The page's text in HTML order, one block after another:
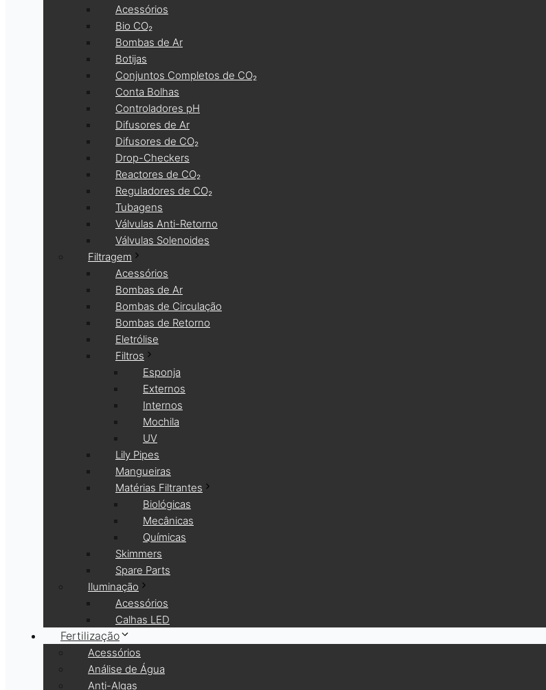
Acessórios
Bio CO₂
Bombas de Ar
Botijas
Conjuntos Completos de CO₂
Conta Bolhas
Controladores pH
Difusores de Ar
Difusores de CO₂
Drop-Checkers
Reactores de CO₂
Reguladores de CO₂
Tubagens
Válvulas Anti-Retorno
Válvulas Solenoides
Filtragem
Acessórios
Bombas de Ar
Bombas de Circulação
Bombas de Retorno
Eletrólise
Filtros
Esponja
Externos
Internos
Mochila
UV
Lily Pipes
Mangueiras
Matérias Filtrantes
Biológicas
Mecânicas
Químicas
Skimmers
Spare Parts
Iluminação
Acessórios
Calhas LED
Fertilização
Acessórios
Análise de Água
Anti-Algas